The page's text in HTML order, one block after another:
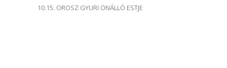
10.15. OROSZ GYURI ÖNÁLLÓ ESTJE